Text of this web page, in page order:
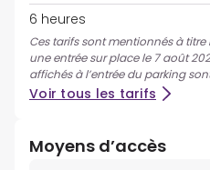
6 heures
Ces tarifs sont mentionnés à
une entrée sur place le 7 août
affichés à l’entrée du parking
Voir tous les tarifs
Moyens d’accès